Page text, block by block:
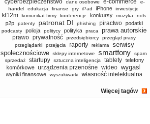
cyberbezpieczeństwo dane osobowe e-commerce
e-
handel
edukacja finanse gry iPad iPhone inwestycje
kf12m komunikat firmy konferencje konkursy muzyka nols
p2p patenty patronat DI phishing piractwo podatki
podcasty policja politycy polityka praca prawa autorskie
prawo prywatność przedsiębiorcy
przegląd prasy
przeglądarki
przejęcia raporty reklama
serwisy
społecznościowe
sklepy internetowe smartfony
spam
sprzedaż
startupy sztuczna inteligencja tablety telefony
komórkowe urządzenia przenośne wideo wygasl
wyniki finansowe wyszukiwarki własność intelektualna
Więcej tagów